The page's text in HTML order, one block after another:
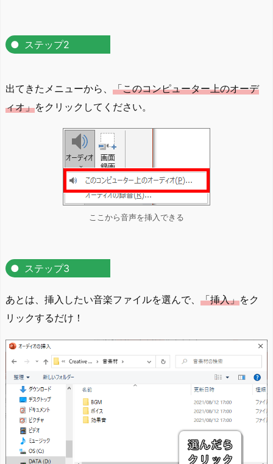
ステップ2
出てきたメニューから、 「このコンピューター上のオーデ
ィオ」をクリックしてください。
ここから音声を挿入できる
ステップ3
あとは、挿入したい音楽ファイルを選んで、 「挿入」をク
リックするだけ！